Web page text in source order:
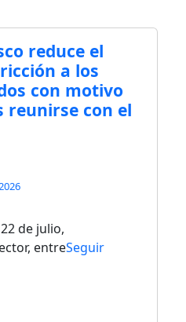
reduce el
a los
con motivo
reunirse con el
de julio,
entreSeguir